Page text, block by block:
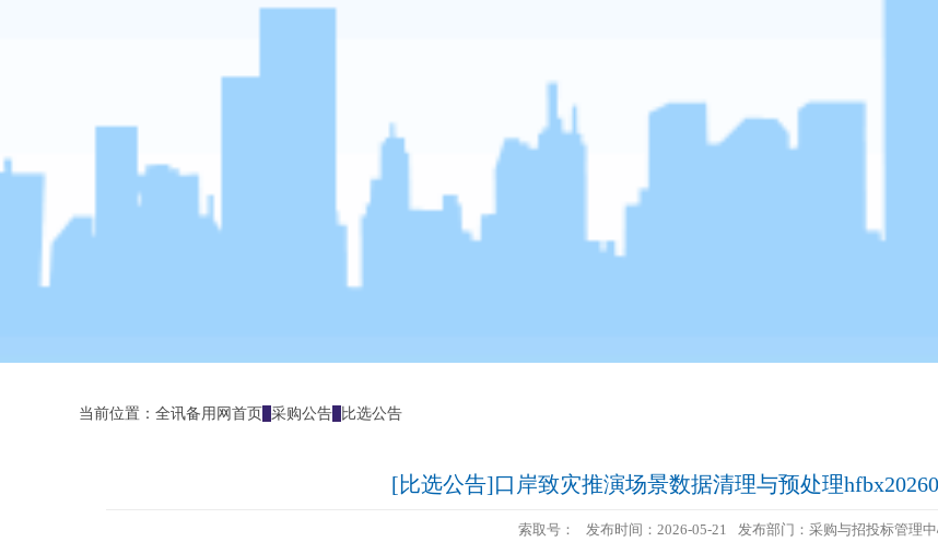
当前位置： 全讯备用网首页 采购公告 比选公告
[比选公告]口岸致灾推演场景数据清理与预处理
索取号： 发布时间：2026-05-21 发布部门：采购与招投标管理